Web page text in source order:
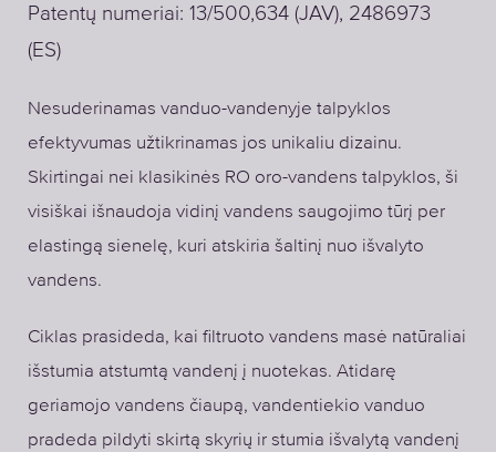
Patentų numeriai: 13/500,634 (JAV), 2486973
(ES)
Nesuderinamas vanduo-vandenyje talpyklos
efektyvumas užtikrinamas jos unikaliu dizainu.
Skirtingai nei klasikinės RO oro-vandens talpyklos, ši
visiškai išnaudoja vidinį vandens saugojimo tūrį per
elastingą sienelę, kuri atskiria šaltinį nuo išvalyto
vandens.
Ciklas prasideda, kai filtruoto vandens masė natūraliai
išstumia atstumtą vandenį į nuotekas. Atidarę
geriamojo vandens čiaupą, vandentiekio vanduo
pradeda pildyti skirtą skyrių ir stumia išvalytą vandenį